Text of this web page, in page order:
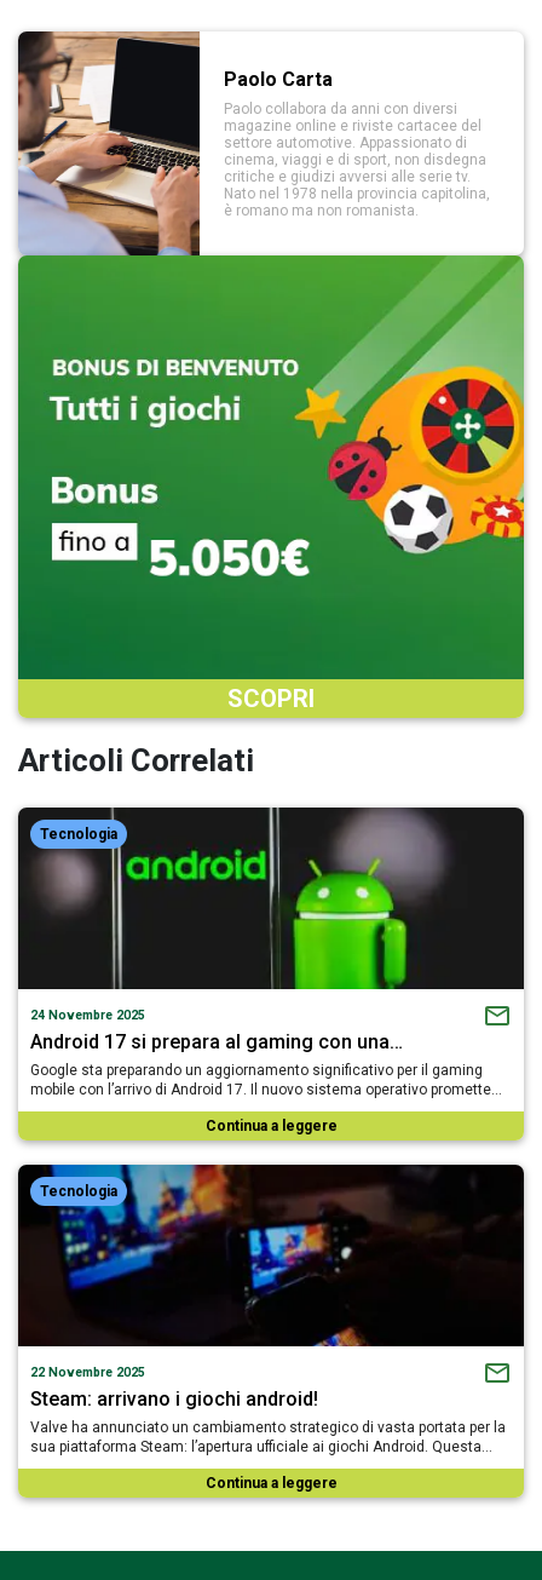
Paolo Carta
Paolo collabora da anni con diversi
magazine online e riviste cartacee del
settore automotive. Appassionato di
cinema, viaggi e di sport, non disdegna
critiche e giudizi avversi alle serie tv.
Nato nel 1978 nella provincia capitolina,
è romano ma non romanista.
SCOPRI
Articoli Correlati
Tecnologia
24 Novembre 2025
Android 17 si prepara al gaming con una…
Google sta preparando un aggiornamento significativo per il gaming
mobile con l’arrivo di Android 17. Il nuovo sistema operativo promette…
Continua a leggere
Tecnologia
22 Novembre 2025
Steam: arrivano i giochi android!
Valve ha annunciato un cambiamento strategico di vasta portata per la
sua piattaforma Steam: l’apertura ufficiale ai giochi Android. Questa…
Continua a leggere